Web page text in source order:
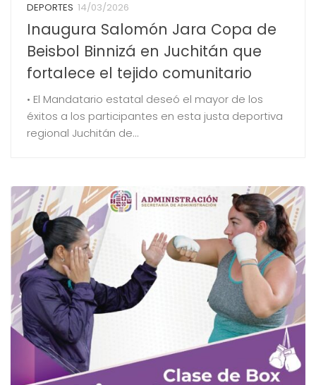
DEPORTES 14/03/2026
Inaugura Salomón Jara Copa de
Beisbol Binnizá en Juchitán que
fortalece el tejido comunitario
• El Mandatario estatal deseó el mayor de los
éxitos a los participantes en esta justa deportiva
regional Juchitán de...